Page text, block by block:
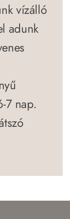
vízálló
adunk
7 nap.